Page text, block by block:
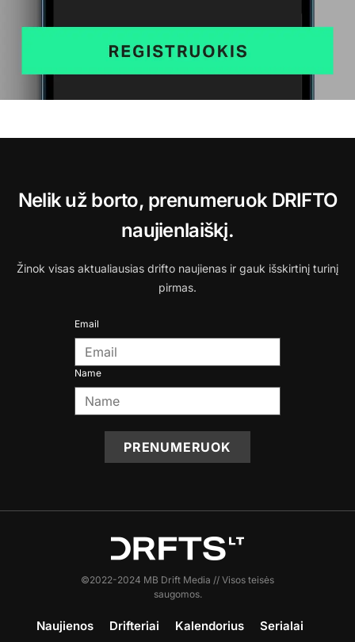
Nelik už borto, prenumeruok DRIFTO
naujienlaiškį.
Žinok visas aktualiausias drifto naujienas ir gauk išskirtinį turinį
pirmas.
Email
Name
PRENUMERUOK
©2022-2024 MB Drift Media // Visos teisės
saugomos.
Naujienos Drifteriai Kalendorius Serialai